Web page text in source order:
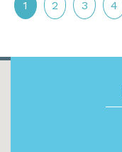
1 2 3 4